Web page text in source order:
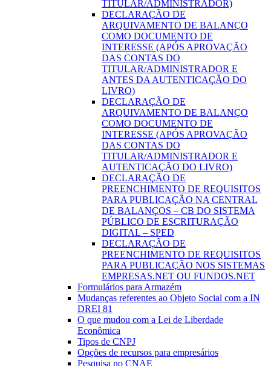
TITULAR/ADMINISTRADOR)
DECLARAÇÃO DE
ARQUIVAMENTO DE BALANÇO
COMO DOCUMENTO DE
INTERESSE (APÓS APROVAÇÃO
DAS CONTAS DO
TITULAR/ADMINISTRADOR E
ANTES DA AUTENTICAÇÃO DO
LIVRO)
DECLARAÇÃO DE
ARQUIVAMENTO DE BALANÇO
COMO DOCUMENTO DE
INTERESSE (APÓS APROVAÇÃO
DAS CONTAS DO
TITULAR/ADMINISTRADOR E
AUTENTICAÇÃO DO LIVRO)
DECLARAÇÃO DE
PREENCHIMENTO DE REQUISITOS
PARA PUBLICAÇÃO NA CENTRAL
DE BALANÇOS – CB DO SISTEMA
PÚBLICO DE ESCRITURAÇÃO
DIGITAL – SPED
DECLARAÇÃO DE
PREENCHIMENTO DE REQUISITOS
PARA PUBLICAÇÃO NOS SISTEMAS
EMPRESAS.NET OU FUNDOS.NET
Formulários para Armazém
Mudanças referentes ao Objeto Social com a IN
DREI 81
O que mudou com a Lei de Liberdade
Econômica
Tipos de CNPJ
Opções de recursos para empresários
Pesquisa no CNAE